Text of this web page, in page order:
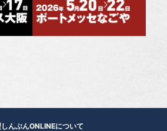
んぶんONLINEについて